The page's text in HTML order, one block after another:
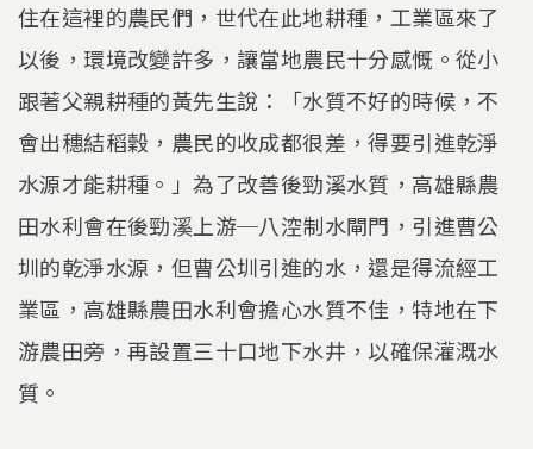
住在這裡的農民們，世代在此地耕種，工業區來了
以後，環境改變許多，讓當地農民十分感慨。從小
跟著父親耕種的黃先生說：「水質不好的時候，不
會出穗結稻穀，農民的收成都很差，得要引進乾淨
水源才能耕種。」為了改善後勁溪水質，高雄縣農
田水利會在後勁溪上游─八涳制水閘門，引進曹公
圳的乾淨水源，但曹公圳引進的水，還是得流經工
業區，高雄縣農田水利會擔心水質不佳，特地在下
游農田旁，再設置三十口地下水井，以確保灌溉水
質。